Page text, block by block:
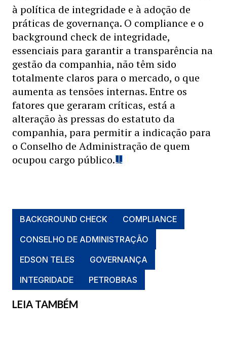
à política de integridade e à adoção de
práticas de governança. O compliance e o
background check de integridade,
essenciais para garantir a transparência na
gestão da companhia, não têm sido
totalmente claros para o mercado, o que
aumenta as tensões internas. Entre os
fatores que geraram críticas, está a
alteração às pressas do estatuto da
companhia, para permitir a indicação para
o Conselho de Administração de quem
ocupou cargo público.
BACKGROUND CHECK
COMPLIANCE
CONSELHO DE ADMINISTRAÇÃO
EDSON TELES
GOVERNANÇA
INTEGRIDADE
PETROBRAS
LEIA TAMBÉM